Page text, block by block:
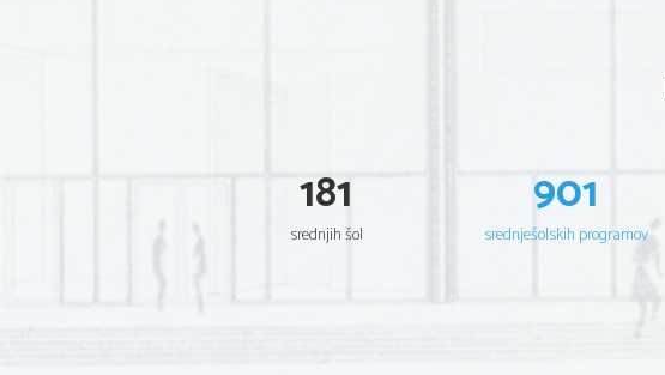
181
srednjih šol
901
srednješolskih programov